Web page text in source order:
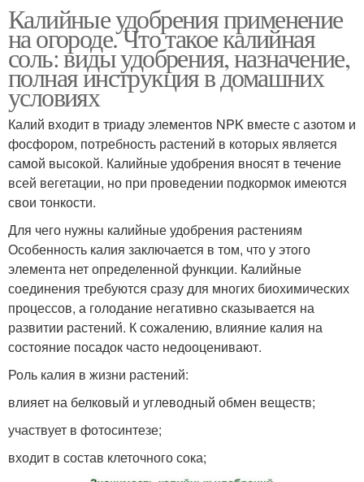
Калийные удобрения применение
на огороде. Что такое калийная
соль: виды удобрения, назначение,
полная инструкция в домашних
условиях
Калий входит в триаду элементов NPK вместе с азотом и
фосфором, потребность растений в которых является
самой высокой. Калийные удобрения вносят в течение
всей вегетации, но при проведении подкормок имеются
свои тонкости.
Для чего нужны калийные удобрения растениям
Особенность калия заключается в том, что у этого
элемента нет определенной функции. Калийные
соединения требуются сразу для многих биохимических
процессов, а голодание негативно сказывается на
развитии растений. К сожалению, влияние калия на
состояние посадок часто недооценивают.
Роль калия в жизни растений:
влияет на белковый и углеводный обмен веществ;
участвует в фотосинтезе;
входит в состав клеточного сока;